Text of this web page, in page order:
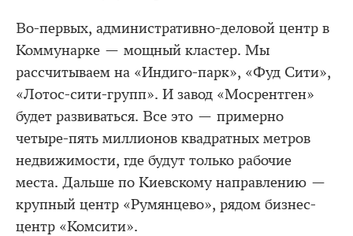
Во-первых, административно-деловой центр в
Коммунарке — мощный кластер. Мы
рассчитываем на «Индиго-парк», «Фуд Сити»,
«Лотос-сити-групп». И завод «Мосрентген»
будет развиваться. Все это — примерно
четыре-пять миллионов квадратных метров
недвижимости, где будут только рабочие
места. Дальше по Киевскому направлению —
крупный центр «Румянцево», рядом бизнес-
центр «Комсити».